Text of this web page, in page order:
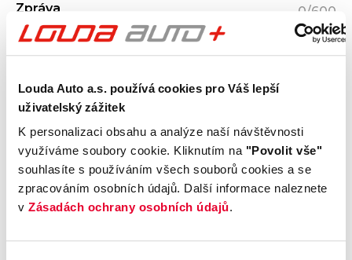
Louda Auto a.s. používá cookies pro Váš lepší
uživatelský zážitek
K personalizaci obsahu a analýze naší návštěvnosti
využíváme soubory cookie. Kliknutím na "Povolit vše"
souhlasíte s používáním všech souborů cookies a se
zpracováním osobních údajů. Další informace naleznete
v Zásadách ochrany osobních údajů.
Zpráva 0/600
Přečetl jsem a byl jsem poučen s obchodními
podmínkamiapodmínkami ochrany osobních údajů
Souhlasím sezasíláním obchodních sdělení